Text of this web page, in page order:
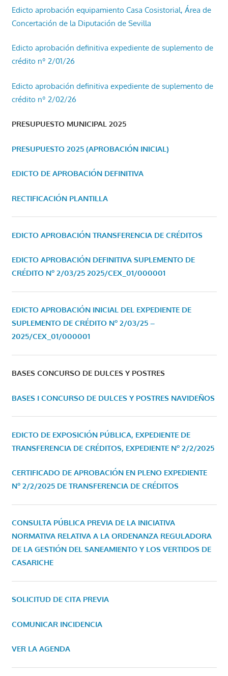
Edicto aprobación equipamiento Casa Cosistorial, Área de
Concertación de la Diputación de Sevilla
Edicto aprobación definitiva expediente de suplemento de
crédito nº 2/01/26
Edicto aprobación definitiva expediente de suplemento de
crédito nº 2/02/26
PRESUPUESTO MUNICIPAL 2025
PRESUPUESTO 2025 (APROBACIÓN INICIAL)
EDICTO DE APROBACIÓN DEFINITIVA
RECTIFICACIÓN PLANTILLA
EDICTO APROBACIÓN TRANSFERENCIA DE CRÉDITOS
EDICTO APROBACIÓN DEFINITIVA SUPLEMENTO DE
CRÉDITO Nº 2/03/25 2025/CEX_01/000001
EDICTO APROBACIÓN INICIAL DEL EXPEDIENTE DE
SUPLEMENTO DE CRÉDITO Nº 2/03/25 –
2025/CEX_01/000001
BASES CONCURSO DE DULCES Y POSTRES
BASES I CONCURSO DE DULCES Y POSTRES NAVIDEÑOS
EDICTO DE EXPOSICIÓN PÚBLICA, EXPEDIENTE DE
TRANSFERENCIA DE CRÉDITOS, EXPEDIENTE Nº 2/2/2025
CERTIFICADO DE APROBACIÓN EN PLENO EXPEDIENTE
Nº 2/2/2025 DE TRANSFERENCIA DE CRÉDITOS
CONSULTA PÚBLICA PREVIA DE LA INICIATIVA
NORMATIVA RELATIVA A LA ORDENANZA REGULADORA
DE LA GESTIÓN DEL SANEAMIENTO Y LOS VERTIDOS DE
CASARICHE
SOLICITUD DE CITA PREVIA
COMUNICAR INCIDENCIA
VER LA AGENDA